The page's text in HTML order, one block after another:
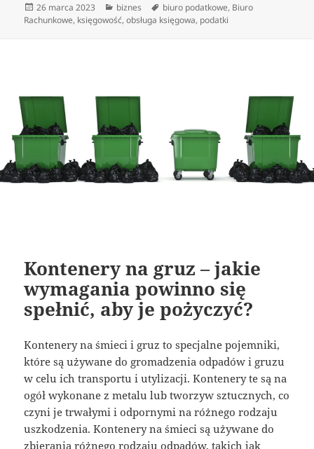
Data
publikacji
26 marca 2023 Kategorie
biznes Tagi
biuro podatkowe, Biuro
Rachunkowe, księgowość,obsługa księgowa, podatki
Kontenery na gruz – jakie
wymagania powinno się
spełnić, aby je pożyczyć?
Kontenery na śmieci i gruz to specjalne pojemniki,
które są używane do gromadzenia odpadów i gruzu
w celu ich transportu i utylizacji. Kontenery te są na
ogół wykonane z metalu lub tworzyw sztucznych, co
czyni je trwałymi i odpornymi na różnego rodzaju
uszkodzenia. Kontenery na śmieci są używane do
zbierania różnego rodzaju odpadów, takich jak